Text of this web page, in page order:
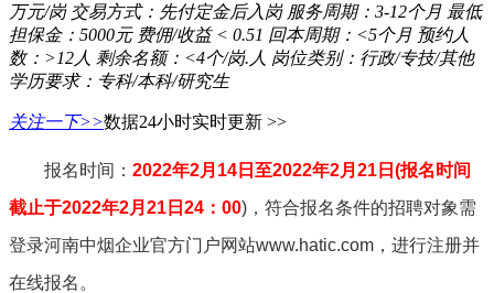
万元/岗 交易方式： 先付定金后入岗 服务周期： 3-12个月 最低
担保金： 5000元 费佣/收益 < 0.51 回本周期： <5个月 预约人
数： >12人 剩余名额： <4个/岗.人 岗位类别： 行政/专技/其他
学历要求： 专科/本科/研究生
关注一下>>数据24小时实时更新 >>
报名时间： 2022年2月14日至2022年2月21日(报名时间
截止于2022年2月21日24：00)，符合报名条件的招聘对象需
登录河南中烟企业官方门户网站www.hatic.com，进行注册并
在线报名。